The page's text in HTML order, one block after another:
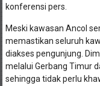
konferensi pers.
Meski kawasan Ancol
memastikan seluruh
diakses pengunjung.
melalui Gerbang Timur
sehingga tidak perlu